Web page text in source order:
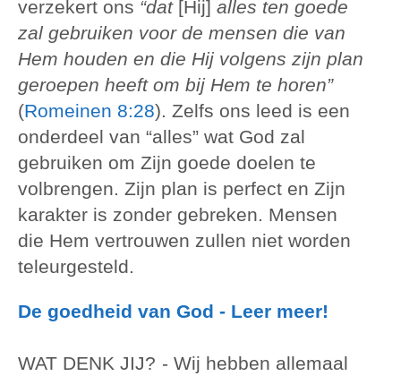
verzekert ons “dat [Hij] alles ten goede
zal gebruiken voor de mensen die van
Hem houden en die Hij volgens zijn plan
geroepen heeft om bij Hem te horen”
(Romeinen 8:28). Zelfs ons leed is een
onderdeel van “alles” wat God zal
gebruiken om Zijn goede doelen te
volbrengen. Zijn plan is perfect en Zijn
karakter is zonder gebreken. Mensen
die Hem vertrouwen zullen niet worden
teleurgesteld.
De goedheid van God - Leer meer!
WAT DENK JIJ? - Wij hebben allemaal